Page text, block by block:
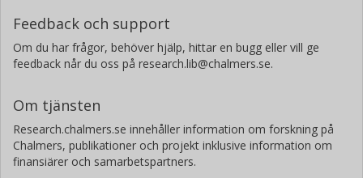
Feedback och support
Om du har frågor, behöver hjälp, hittar en bugg eller vill ge
feedback når du oss på research.lib@chalmers.se.
Om tjänsten
Research.chalmers.se innehåller information om forskning på
Chalmers, publikationer och projekt inklusive information om
finansiärer och samarbetspartners.